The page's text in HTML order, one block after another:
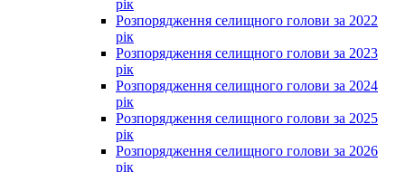
рік
Розпорядження селищного голови за 2022
рік
Розпорядження селищного голови за 2023
рік
Розпорядження селищного голови за 2024
рік
Розпорядження селищного голови за 2025
рік
Розпорядження селищного голови за 2026
рік